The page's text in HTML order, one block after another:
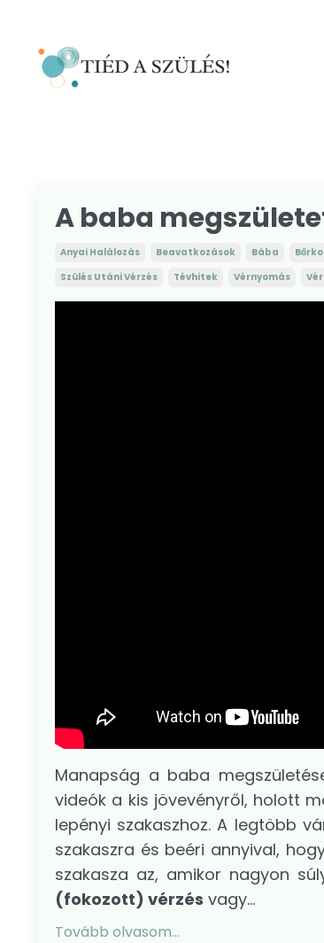
A baba
Anyai Halálozás Beavatkozások Bába
Szülés Utáni Vérzés
Tévhitek Vérnyomás
Manapság a baba
videók a kis jövevényről, holott
lepényi szakaszhoz. A legtöbb
szakaszra és beéri annyival,
szakasza az, amikor nagyon
(fokozott) vérzés vagy...
Tovább olvasom...